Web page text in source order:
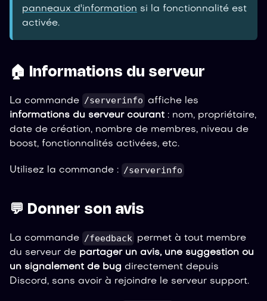
panneaux d'information si la fonctionnalité est
activée.
🏠 Informations du serveur
La commande /serverinfo
affiche les
informations du serveur courant : nom, propriétaire,
date de création, nombre de membres, niveau de
boost, fonctionnalités activées, etc.
Utilisez la commande : /serverinfo
💬 Donner son avis
La commande /feedback permet à tout membre
du serveur de partager un avis, une suggestion ou
un signalement de bug directement depuis
Discord, sans avoir à rejoindre le serveur support.